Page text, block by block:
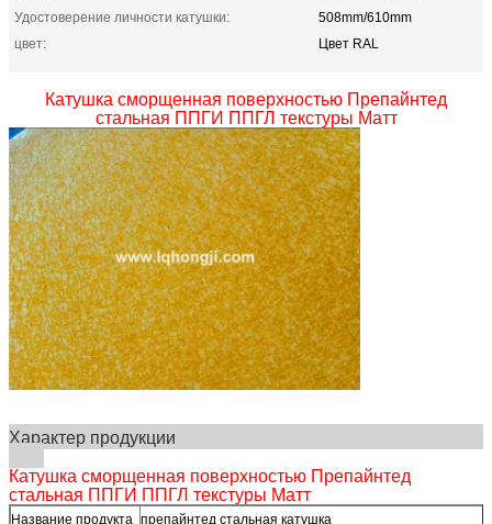
Удостоверение личности катушки:
508mm/610mm
цвет:
Цвет RAL
Катушка сморщенная поверхностью Препайнтед
стальная ППГИ ППГЛ текстуры Матт
Характер продукции
Катушка сморщенная поверхностью Препайнтед
стальная ППГИ ППГЛ текстуры Матт
Название продукта препайнтед стальная катушка